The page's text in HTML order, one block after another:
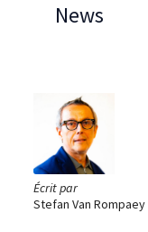
News
Écrit par
Stefan Van Rompaey